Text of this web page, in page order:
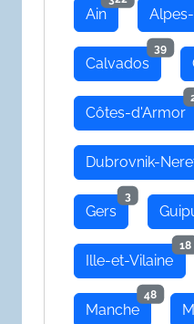
Ain
Calvados
39
Côtes-d'Armor
Dubrovnik-
Gers
3
Ille-et-Vilaine
18
Manche
48